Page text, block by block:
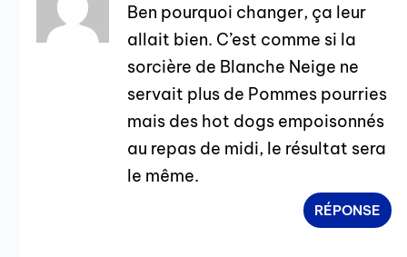
Ben pourquoi changer, ça leur
allait bien. C’est comme si la
sorcière de Blanche Neige ne
servait plus de Pommes pourries
mais des hot dogs empoisonnés
au repas de midi, le résultat sera
le même.
RÉPONSE